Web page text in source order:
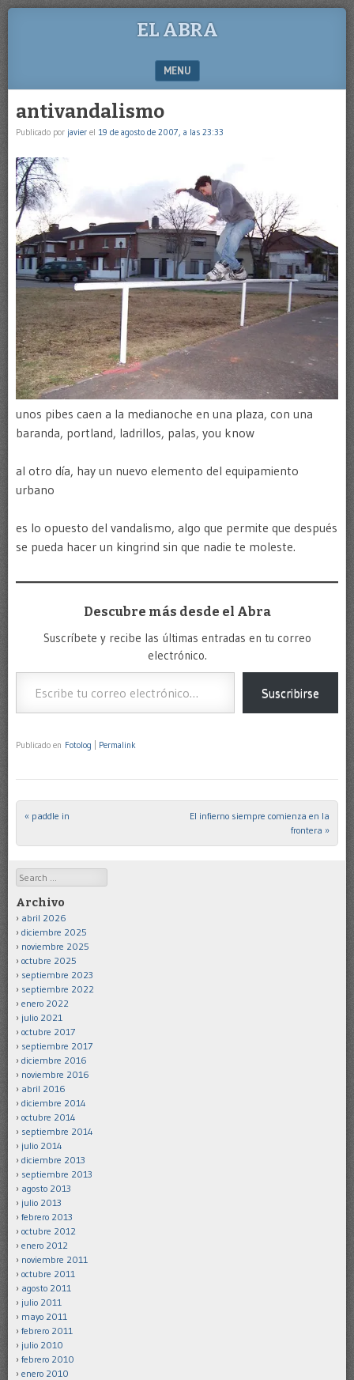
EL ABRA
MENU
antivandalismo
Publicado por javier el 19 de agosto de 2007, a las 23:33
unos pibes caen a la medianoche en una plaza, con una
baranda, portland, ladrillos, palas, you know
al otro día, hay un nuevo elemento del equipamiento
urbano
es lo opuesto del vandalismo, algo que permite que después
se pueda hacer un kingrind sin que nadie te moleste.
Descubre más desde el Abra
Suscríbete y recibe las últimas entradas en tu correo
electrónico.
Escribe tu correo electrónico…
Suscribirse
Publicado en Fotolog Permalink
Post navigation
« paddle in
El infierno siempre comienza en la
frontera »
Search
Archivo
abril 2026
diciembre 2025
noviembre 2025
octubre 2025
septiembre 2023
septiembre 2022
enero 2022
julio 2021
octubre 2017
septiembre 2017
diciembre 2016
noviembre 2016
abril 2016
diciembre 2014
octubre 2014
septiembre 2014
julio 2014
diciembre 2013
septiembre 2013
agosto 2013
julio 2013
febrero 2013
octubre 2012
enero 2012
noviembre 2011
octubre 2011
agosto 2011
julio 2011
mayo 2011
febrero 2011
julio 2010
febrero 2010
enero 2010